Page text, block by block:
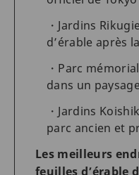
Jardins
d’érable après
Parc
dans un
Jardins
parc ancien et
Les meilleurs
feuilles d’érable